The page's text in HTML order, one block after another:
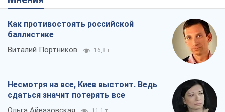
Как противостоять российской
баллистике
Виталий Портников 16,8 т.
Несмотря на все, Киев выстоит. Ведь
сдаться значит потерять все